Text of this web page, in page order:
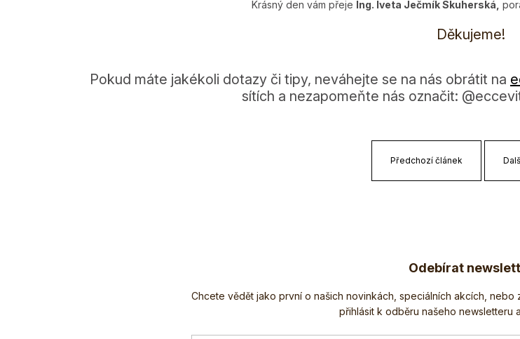
Krásný den vám přeje Ing. Iveta Ječmík Skuherská,
Děkujeme!
Pokud máte jakékoli dotazy či tipy, neváhejte se na nás obrátit na
sítích a nezapomeňte nás označit:
Předchozí článek
Odebírat
Nezmeškejte žádné novinky